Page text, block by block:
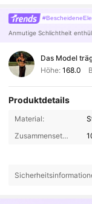
Anmutige Schlichtheit
Das Model
Höhe: 168.0
Produktdetails
Material:
Zusammensetzung: